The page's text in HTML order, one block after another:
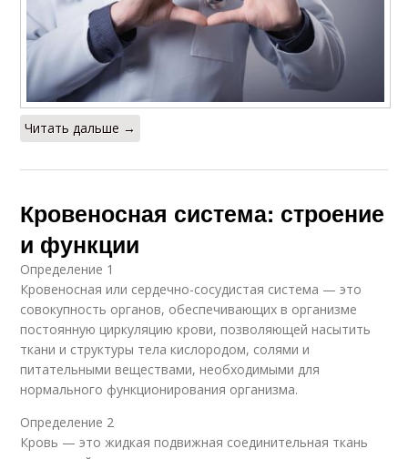
Читать дальше →
Кровеносная система: строение
и функции
Определение 1
Кровеносная или сердечно-сосудистая система — это
совокупность органов, обеспечивающих в организме
постоянную циркуляцию крови, позволяющей насытить
ткани и структуры тела кислородом, солями и
питательными веществами, необходимыми для
нормального функционирования организма.
Определение 2
Кровь — это жидкая подвижная соединительная ткань